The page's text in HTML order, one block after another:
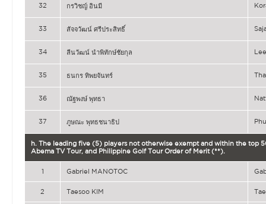
32 กรวิชญ์ อินมี
33 สัจจวัฒน์ ศรีประสิทธิ์
34 ลีนวัฒน์ นำพิทักษ์ชัยกุล
35 ธนกร ทิพยจันทร์
36 ณัฐพงษ์ พุทธา
37 ภูษณะ พุทธชนาธิป
h. The leading five (5) players not otherwise exempt and within the top
Abema TV Tour, and Philippine Golf Tour Order of Merit (**).
1 Gabriel MANOTOC
2 Taesoo KIM